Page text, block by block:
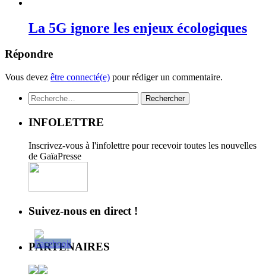
La 5G ignore les enjeux écologiques
Répondre
Vous devez être connecté(e) pour rédiger un commentaire.
Rechercher :
INFOLETTRE
Inscrivez-vous à l'infolettre pour recevoir toutes les nouvelles
de GaïaPresse
Suivez-nous en direct !
PARTENAIRES